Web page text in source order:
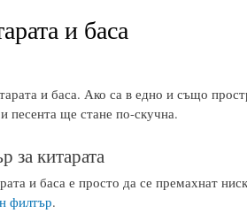
и баса
и баса. Ако са в едно и също
песента ще стане по-скучна.
за китарата
и баса е просто да се премахнат
филтър.